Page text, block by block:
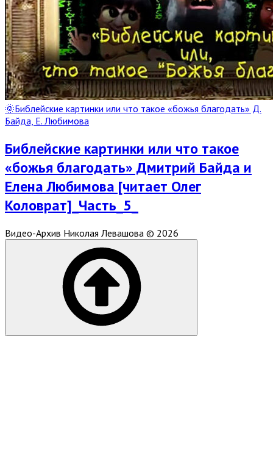
🌞Библейские картинки или что такое «божья благодать» Д.
Байда, Е. Любимова
Библейские картинки или что такое
«божья благодать» Дмитрий Байда и
Елена Любимова [читает Олег
Коловрат]_Часть_5_
Видео-Архив Николая Левашова © 2026